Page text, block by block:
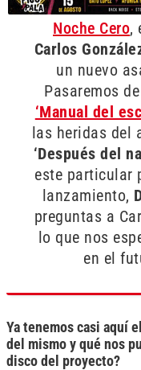
Noche Cero,
Carlos
un nuevo
Pasaremos
‘Manual del
las heridas del
‘Después del
este particular
lanzamiento,
preguntas a
lo que nos
en el
Ya tenemos casi aquí
del mismo y qué nos
disco del proyecto?